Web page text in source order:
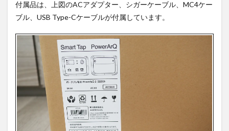
付属品は、上図のACアダプター、シガーケーブル、MC4ケー
ブル、USB Type-Cケーブルが付属しています。